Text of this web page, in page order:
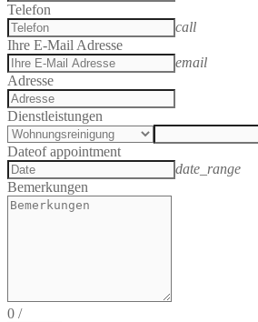
Telefon
call
Ihre E-Mail Adresse
email
Adresse
Dienstleistungen
Dateof appointment
date_range
Bemerkungen
0 /